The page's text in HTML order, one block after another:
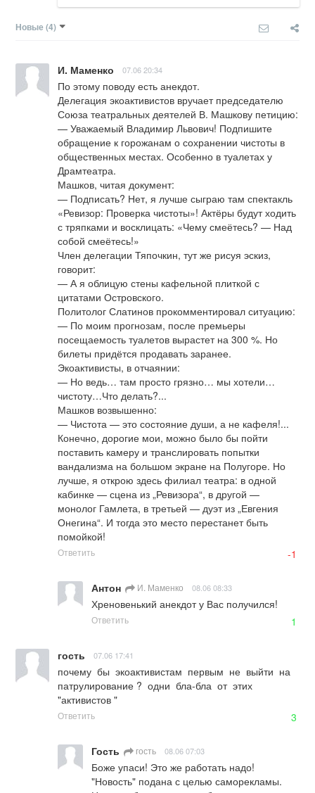
Новые (4)
И. Маменко 07.06 20:34
По этому поводу есть анекдот.
Делегация экоактивистов вручает председателю
Союза театральных деятелей В. Машкову петицию:
— Уважаемый Владимир Львович! Подпишите
обращение к горожанам о сохранении чистоты в
общественных местах. Особенно в туалетах у
Драмтеатра.
Машков, читая документ:
— Подписать? Нет, я лучше сыграю там спектакль
«Ревизор: Проверка чистоты»! Актёры будут ходить
с тряпками и восклицать: «Чему смеётесь? — Над
собой смеётесь!»
Член делегации Тяпочкин, тут же рисуя эскиз,
говорит:
— А я облицую стены кафельной плиткой с
цитатами Островского.
Политолог Слатинов прокомментировал ситуацию:
— По моим прогнозам, после премьеры
посещаемость туалетов вырастет на 300 %. Но
билеты придётся продавать заранее.
Экоактивисты, в отчаянии:
— Но ведь… там просто грязно… мы хотели…
чистоту…Что делать?...
Машков возвышенно:
— Чистота — это состояние души, а не кафеля!...
Конечно, дорогие мои, можно было бы пойти
поставить камеру и транслировать попытки
вандализма на большом экране на Полугоре. Но
лучше, я открою здесь филиал театра: в одной
кабинке — сцена из „Ревизора“, в другой —
монолог Гамлета, в третьей — дуэт из „Евгения
Онегина“. И тогда это место перестанет быть
помойкой!
Ответить -1
Антон И. Маменко 08.06 08:33
Хреновенький анекдот у Вас получился!
Ответить 1
гость 07.06 17:41
почему  бы  экоактивистам  первым  не  выйти  на
патрулирование ?  одни  бла-бла  от  этих
"активистов "
Ответить 3
Гость гость 08.06 07:03
Боже упаси! Это же работать надо!
"Новость" подана с целью саморекламы.